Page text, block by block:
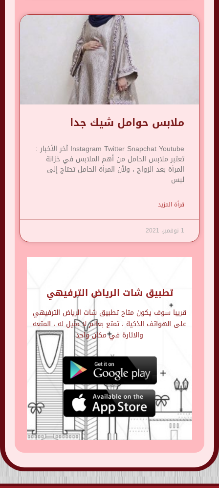
ملابس حوامل شيك جدا
Instagram Twitter Snapchat Youtube آخر الأخبار :
تعتبر ملابس الحامل من أهم الملابس في خزانة
المرأة بعد الزواج ، ولأن المرأة الحامل تحتاج إلى
لبس
قرأة المزيد
1 نوفمبر، 2021
تطبيق شات الرياض الترفيهي
قريبا سوف يكون متاح تطبيق شات الرياض الترفيهي
على الهواتف الذكية ، تمتع بعالم لا مثيل له ، المتعه
والاثارة في مكان واحد